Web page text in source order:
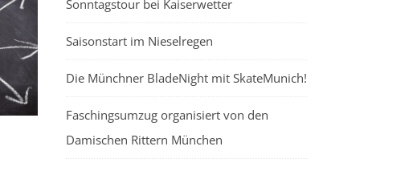
Sonntagstour bei Kaiserwetter
Saisonstart im Nieselregen
Die Münchner BladeNight mit SkateMunich!
Faschingsumzug organisiert von den
Damischen Rittern München